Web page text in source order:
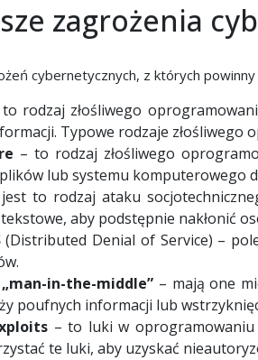
zagrożenia
cybernetycznych, z których
rodzaj złośliwego
Typowe rodzaje złośliwego
– to rodzaj złośliwego
lub systemu komputerowego
to rodzaj ataku
aby podstępnie nakłonić
(Distributed Denial of Service) –
in-the-middle” – mają one
poufnych informacji lub
– to luki w oprogramowaniu
te luki, aby uzyskać